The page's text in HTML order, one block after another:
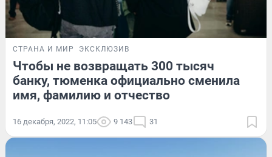
СТРАНА И МИР ЭКСКЛЮЗИВ
Чтобы не возвращать 300 тысяч
банку, тюменка официально сменила
имя, фамилию и отчество
16 декабря, 2022, 11:05 9 143 31